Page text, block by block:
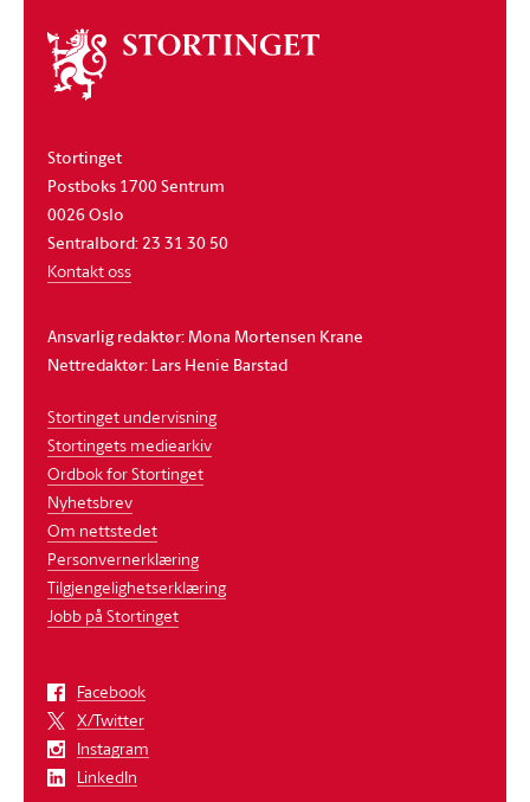
Om
stortinget
Stortinget
Postboks 1700 Sentrum
0026 Oslo
Sentralbord: 23 31 30 50
Kontakt oss
Ansvarlig redaktør: Mona Mortensen Krane
Nettredaktør: Lars Henie Barstad
Stortinget undervisning
Stortingets mediearkiv
Ordbok for Stortinget
Nyhetsbrev
Om nettstedet
Personvernerklæring
Tilgjengelighetserklæring
Jobb på Stortinget
Facebook
X/Twitter
Instagram
LinkedIn